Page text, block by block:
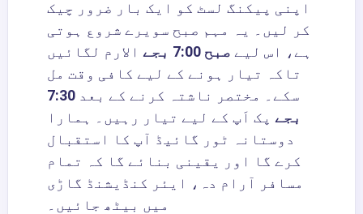
اپنی پیکنگ لسٹ کو ایک بار ضرور چیک
کر لیں۔ یہ مہم صبح سویرے شروع ہوتی
ہے، اس لیے صبح 7:00 بجے
الارم لگائیں
تاکہ تیار ہونے کے لیے کافی وقت مل
سکے۔ مختصر ناشتہ کرنے کے بعد 7:30
بجے پک اَپ کے لیے تیار رہیں۔ ہمارا
دوستانہ ٹور گائیڈ آپ کا استقبال
کرے گا اور یقینی بنائے گا کہ تمام
مسافر آرام دہ، ایئر کنڈیشنڈ گاڑی
میں بیٹھ جائیں۔